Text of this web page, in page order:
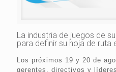
La industria de juegos de
para definir su hoja de ruta
Los próximos 19 y 20 de
gerentes, directivos y